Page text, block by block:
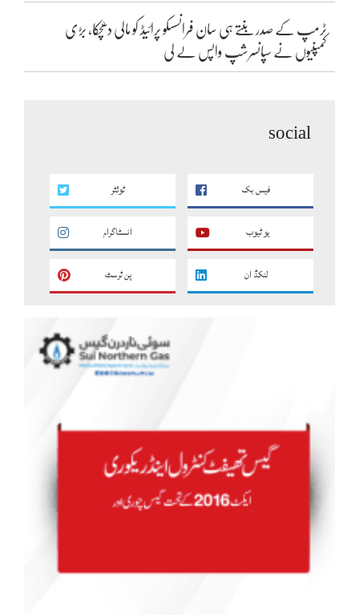
ٹرمپ کے صدر بنتے ہی سان فرانسسکو پرائیڈ کو مالی دھچکا، بڑی
کمپنیوں نے سپانسرشپ واپس لے لی
social
فیس بک ٹوئٹر
یو ٹیوب انسٹاگرام
لنکڈ ان پن ٹرسٹ